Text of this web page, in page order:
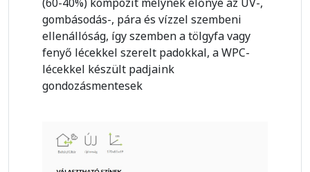
gombásodás-, pára és vízzel szembeni
ellenállóság, így szemben a tölgyfa vagy
fenyő lécekkel szerelt padokkal, a WPC-
lécekkel készült padjaink
gondozásmentesek